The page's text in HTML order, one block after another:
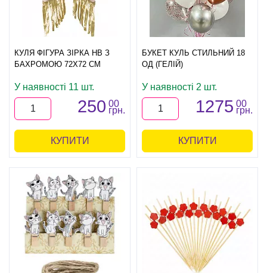
КУЛЯ ФІГУРА ЗІРКА HB З
БАХРОМОЮ 72Х72 СМ
У наявності 11 шт.
250 00
грн.
КУПИТИ
БУКЕТ КУЛЬ СТИЛЬНИЙ 18
ОД (ГЕЛІЙ)
У наявності 2 шт.
1275 00
грн.
КУПИТИ